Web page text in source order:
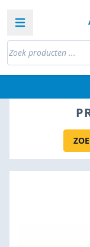
Open sidebar